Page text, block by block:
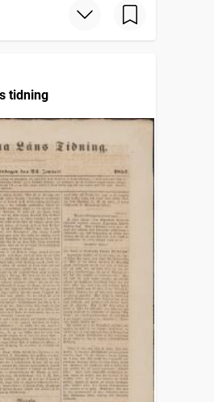
tidning